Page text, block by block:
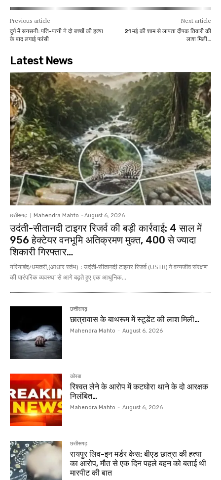
Previous article
दुर्ग में सनसनी: पति-पत्नी ने दो बच्चों की हत्या
के बाद लगाई फांसी
Next article
21 मई की शाम से लापता दीपक तिवारी की
लाश मिली…
Latest News
छत्तीसगढ़ Mahendra Mahto - August 6, 2026
उदंती-सीतानदी टाइगर रिजर्व की बड़ी कार्रवाई: 4 साल में
956 हेक्टेयर वनभूमि अतिक्रमण मुक्त, 400 से ज्यादा
शिकारी गिरफ्तार…
गरियाबंद/धमतरी,(आधार स्तंभ) : उदंती-सीतानदी टाइगर रिजर्व (USTR) ने वन्यजीव संरक्षण
की पारंपरिक व्यवस्था से आगे बढ़ते हुए एक आधुनिक...
छत्तीसगढ़
छात्रावास के बाथरूम में स्टूडेंट की लाश मिली…
Mahendra Mahto - August 6, 2026
कोरबा
रिश्वत लेने के आरोप में कटघोरा थाने के दो आरक्षक
निलंबित…
Mahendra Mahto - August 6, 2026
छत्तीसगढ़
रायपुर लिव-इन मर्डर केस: बीएड छात्रा की हत्या
का आरोप, मौत से एक दिन पहले बहन को बताई थी
मारपीट की बात